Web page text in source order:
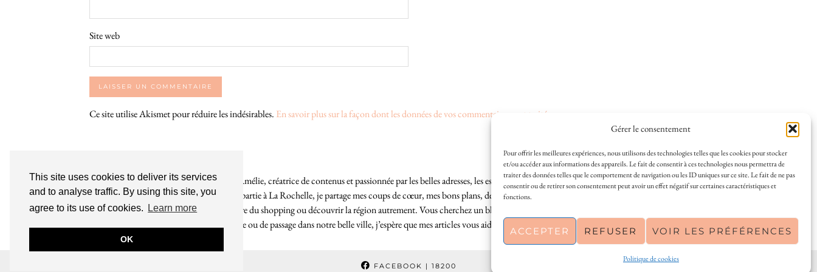
This site uses cookies to deliver its services
and to analyse traffic. By using this site, you
agree to its use of cookies.
Learn more
OK
Gérer le consentement
Pour offrir les meilleures expériences, nous utilisons des technologies telles que les cookies pour stocker
et/ou accéder aux informations des appareils. Le fait de consentir à ces technologies nous permettra de
traiter des données telles que le comportement de navigation ou les ID uniques sur ce site. Le fait de ne pas
consentir ou de retirer son consentement peut avoir un effet négatif sur certaines caractéristiques et
fonctions.
ACCEPTER REFUSER VOIR LES PRÉFÉRENCES
Politique de cookies
Site web
Ce site utilise Akismet pour réduire les indésirables. En savoir plus sur la façon dont les données de vos commentaires sont traitées
Bienvenue sur le So Girly Blog ! Je suis Amélie, créatrice de contenus et passionnée par les belles adresses, les escapades locales et la vie à La Rochelle, où je vis depuis plusieurs
années. À travers ce blog dédié en grande partie à La Rochelle, je partage mes coups de cœur, mes bons plans, des idées de sorties en solo ou à plusieurs, et mes meilleures adresses
rochelaises pour bruncher, se balader, faire du shopping ou découvrir la région autrement. Vous cherchez un blog lifestyle à La Rochelle, tenu par une locale ? Vous êtes au bon
endroit. Que vous soyez Rochelais·e ou de passage dans notre belle ville, j’espère que mes articles vous aideront à profiter de La Rochelle comme un·e vrai·e initié·e. !
FACEBOOK | 18200 | 26300